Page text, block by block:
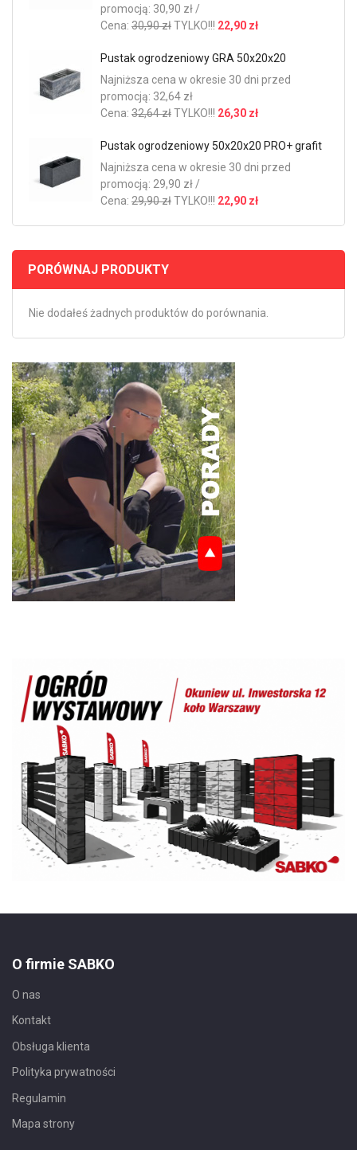
promocją: 30,90 zł /
Cena: 30,90 złTYLKO!!! 22,90 zł
Pustak ogrodzeniowy GRA 50x20x20
Najniższa cena w okresie 30 dni przed
promocją: 32,64 zł
Cena: 32,64 złTYLKO!!! 26,30 zł
Pustak ogrodzeniowy 50x20x20 PRO+ grafit
Najniższa cena w okresie 30 dni przed
promocją: 29,90 zł /
Cena: 29,90 złTYLKO!!! 22,90 zł
PORÓWNAJ PRODUKTY
Nie dodałeś żadnych produktów do porównania.
O firmie SABKO
O nas
Kontakt
Obsługa klienta
Polityka prywatności
Regulamin
Mapa strony